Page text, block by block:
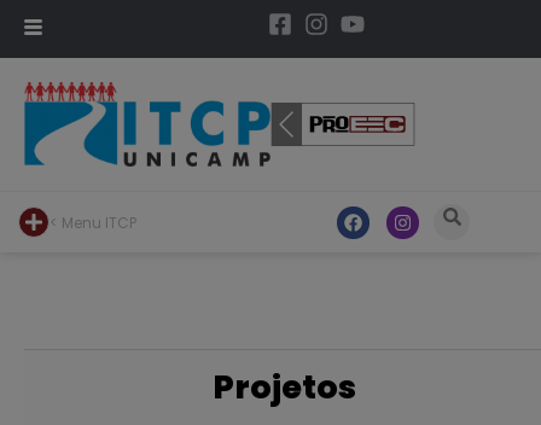
< Menu ITCP
Projetos